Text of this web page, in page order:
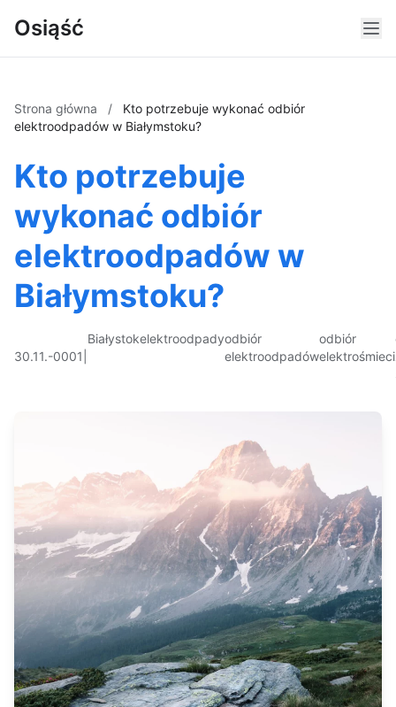
Osiąść
Strona główna /
Kto potrzebuje wykonać odbiór
elektroodpadów w Białymstoku?
Kto potrzebuje
wykonać odbiór
elektroodpadów w
Białymstoku?
30.11.-0001
Białystokelektroodpadyodbiór
elektroodpadów
odbiór
elektrośmieci